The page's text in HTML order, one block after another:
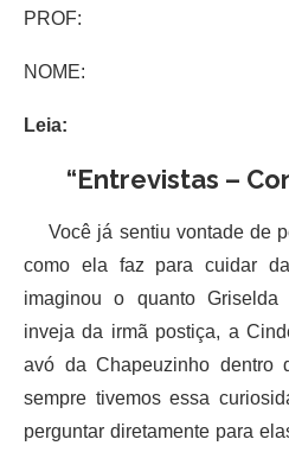
PROF:
NOME:
Leia:
“Entrevistas –
Você já sentiu vontade de
como ela faz para cuidar
imaginou o quanto
inveja da irmã postiça, a
avó da Chapeuzinho dentro
sempre tivemos essa
perguntar diretamente para